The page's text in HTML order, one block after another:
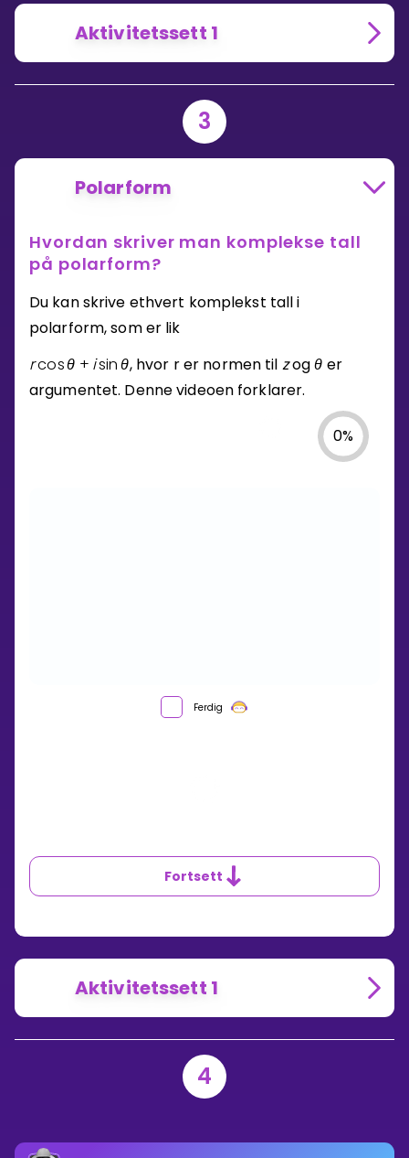
Aktivitetssett 1
3
Polarform
Hvordan skriver man komplekse tall
på polarform?
Du kan skrive ethvert komplekst tall i
polarform, som er lik
rcosθ + isinθ, hvor r er normen til zogθ er
argumentet. Denne videoen forklarer.
0%
Ferdig
Fortsett
Aktivitetssett 1
4